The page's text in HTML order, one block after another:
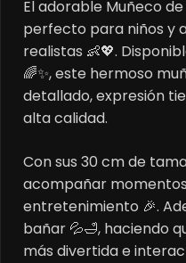
El adorable Muñeco
perfecto para niños y
realistas 👶💖.
🌈✨, este hermoso
detallado, expresión
alta calidad.
Con sus 30 cm de
acompañar
entretenimiento 🎉.
bañar 💦🛁, haciendo
más divertida e